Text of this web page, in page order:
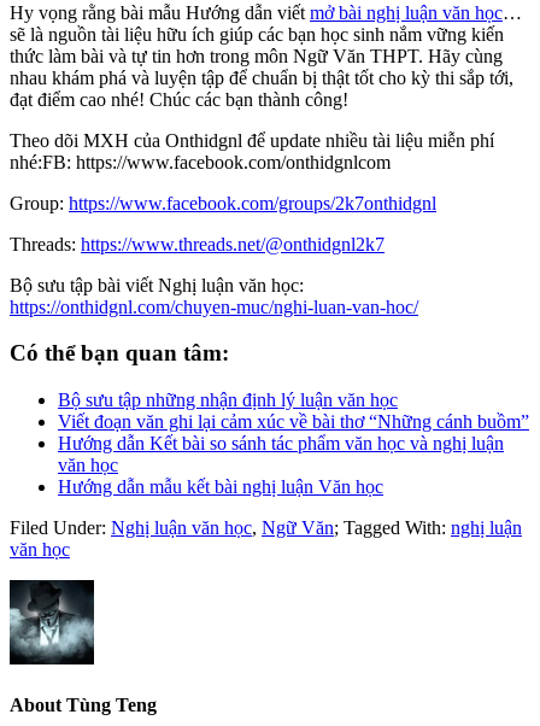
Hy vọng rằng bài mẫu Hướng dẫn viết mở bài nghị luận văn học…
sẽ là nguồn tài liệu hữu ích giúp các bạn học sinh nắm vững kiến
thức làm bài và tự tin hơn trong môn Ngữ Văn THPT. Hãy cùng
nhau khám phá và luyện tập để chuẩn bị thật tốt cho kỳ thi sắp tới,
đạt điểm cao nhé! Chúc các bạn thành công!
Theo dõi MXH của Onthidgnl để update nhiều tài liệu miễn phí
nhé:FB: https://www.facebook.com/onthidgnlcom
Group: https://www.facebook.com/groups/2k7onthidgnl
Threads: https://www.threads.net/@onthidgnl2k7
Bộ sưu tập bài viết Nghị luận văn học:
https://onthidgnl.com/chuyen-muc/nghi-luan-van-hoc/
Có thể bạn quan tâm:
Bộ sưu tập những nhận định lý luận văn học
Viết đoạn văn ghi lại cảm xúc về bài thơ “Những cánh buồm”
Hướng dẫn Kết bài so sánh tác phẩm văn học và nghị luận
văn học
Hướng dẫn mẫu kết bài nghị luận Văn học
Filed Under: Nghị luận văn học, Ngữ Văn; Tagged With: nghị luận
văn học
About Tùng Teng